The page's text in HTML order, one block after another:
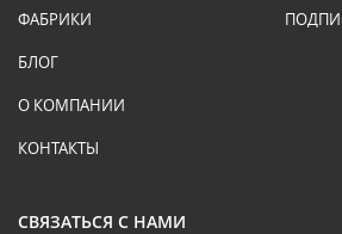
ФАБРИКИ
БЛОГ
О КОМПАНИИ
КОНТАКТЫ
СВЯЗАТЬСЯ С НАМИ